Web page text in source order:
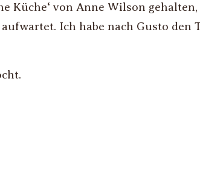
Küche‘ von Anne Wilson
Ich habe nach Gusto